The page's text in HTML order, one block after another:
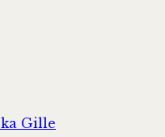
Gille